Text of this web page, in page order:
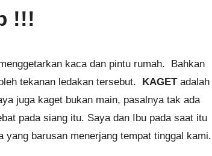
!!!
kaca dan pintu rumah. Bahkan
tekanan ledakan tersebut. KAGETadalah
juga kaget bukan main, pasalnya tak ada
pada siang itu. Saya dan Ibu pada saat itu
barusan menerjang tempat tinggal kami.